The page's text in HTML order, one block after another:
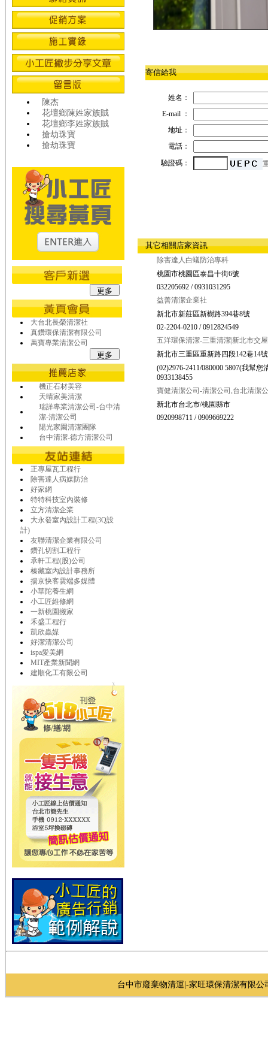
陳杰
花壇鄉陳姓家族賊
花壇鄉李姓家族賊
搶劫珠寶
搶劫珠寶
大台北長榮清潔社
真鑽環保清潔有限公司
萬寶專業清潔公司
機正石材美容
天晴家美清潔
瑞詳專業清潔公司-台中清
潔-清潔公司
陽光家園清潔團隊
台中清潔-德方清潔公司
正專屋瓦工程行
除害達人病媒防治
好家網
特特科技室內裝修
立方清潔企業
大永發室內設計工程(3Q設
計)
友聯清潔企業有限公司
鑽孔切割工程行
承軒工程(股)公司
榛藏室內設計事務所
揚京快客雲端多媒體
小華陀養生網
小工匠維修網
一新桃園搬家
禾盛工程行
凱欣蟲媒
好潔清潔公司
ispa愛美網
MIT產業新聞網
建順化工有限公司
寄信給我
姓名：
E-mail ：
地址：
電話：
驗證碼：
其它相關店家資訊
除害達人白蟻防治專科
桃園市桃園區泰昌十街6號
032205692 / 0931031295
益善清潔企業社
新北市新莊區新樹路394巷8號
02-2204-0210 / 0912824549
五洋環保清潔-三重清潔|新北市交
新北市三重區重新路四段142巷14號
(02)2976-2411/080000 5807(我幫您
0933138455
寶健清潔公司-清潔公司,台北清潔
新北市台北市/桃園縣市
0920998711 / 0909669222
台中市廢棄物清運|-家旺環保清潔有限